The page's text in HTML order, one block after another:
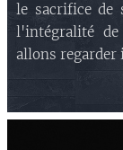
le sacrifice de
l'intégralité
allons regarder